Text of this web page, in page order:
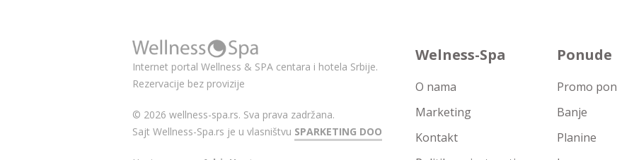
Internet portal Wellness & SPA centara i hotela Srbije.
Rezervacije bez provizije
© 2026 wellness-spa.rs. Sva prava zadržana.
Sajt Wellness-Spa.rs je u vlasništvu SPARKETING DOO
Welness-Spa
O nama
Marketing
Kontakt
Ponude
Promo
Banje
Planine